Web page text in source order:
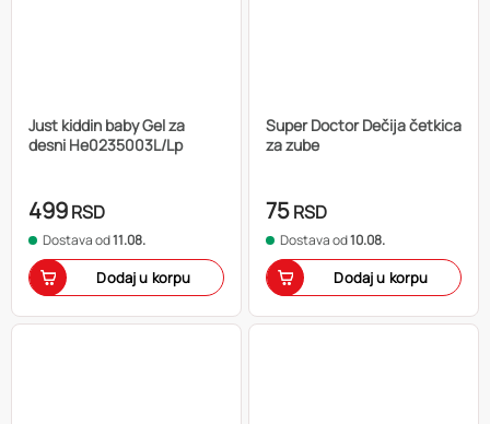
Just kiddin baby Gel za
desni He0235003L/Lp
499RSD
Dostava od11.08.
Dodaj u korpu
Super Doctor Dečija četkica
za zube
75RSD
Dostava od10.08.
Dodaj u korpu